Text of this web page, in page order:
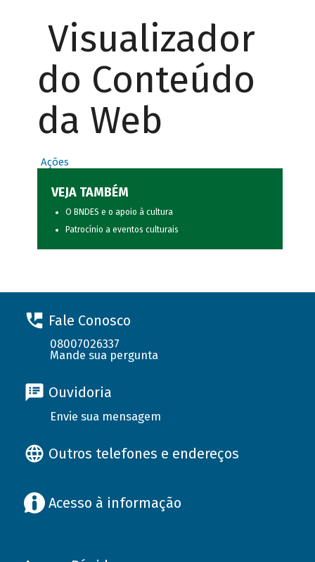
Visualizador
do Conteúdo
da Web
Ações
VEJA TAMBÉM
O BNDES e o apoio à cultura
Patrocínio a eventos culturais
Fale Conosco
08007026337
Mande sua pergunta
Ouvidoria
Envie sua mensagem
Outros telefones e endereços
Acesso à informação